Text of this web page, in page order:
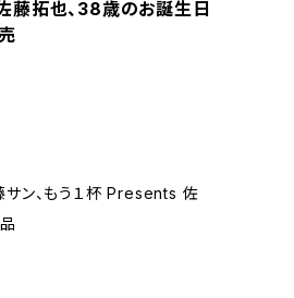
藤拓也、38歳のお誕生日
ン、もう１杯 Presents 佐